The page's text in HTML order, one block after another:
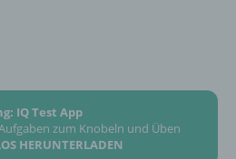
IQ Test App
zum Knobeln und Üben
HERUNTERLADEN